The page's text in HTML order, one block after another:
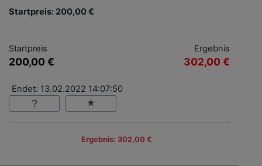
Startpreis: 200,00 €
Startpreis
200,00 €
Ergebnis
302,00 €
Endet: 13.02.2022 14:07:50
Ergebnis: 302,00 €